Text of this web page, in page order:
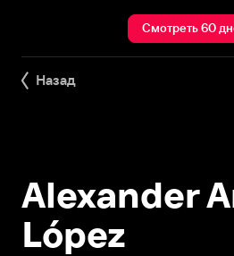
Смотреть 60
Назад
Alexander
López